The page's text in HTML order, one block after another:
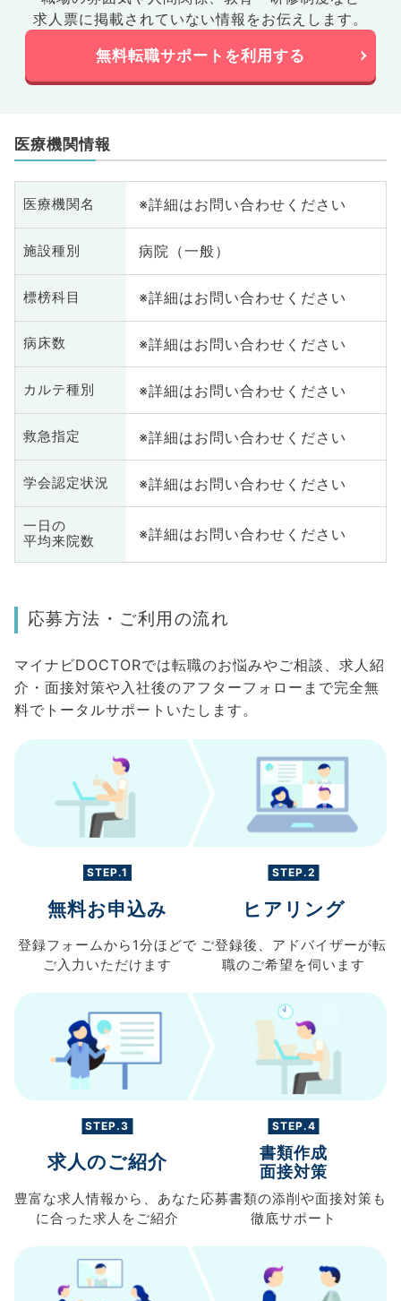
求人票に掲載されていない情報をお伝えします。
無料転職サポートを利用する
医療機関情報
医療機関名 ※詳細はお問い合わせください
施設種別 病院（一般）
標榜科目 ※詳細はお問い合わせください
病床数 ※詳細はお問い合わせください
カルテ種別 ※詳細はお問い合わせください
救急指定 ※詳細はお問い合わせください
学会認定状況 ※詳細はお問い合わせください
一日の
平均来院数
※詳細はお問い合わせください
応募方法・ご利用の流れ
マイナビDOCTORでは転職のお悩みやご相談、求人紹
介・面接対策や入社後のアフターフォローまで完全無
料でトータルサポートいたします。
STEP.1
無料お申込み
登録フォームから 1分ほどで
ご入力 いただけます
STEP.2
ヒアリング
ご登録後、 アドバイザーが転
職のご希望を伺います
STEP.3
求人のご紹介
豊富な求人情報から、 あなた
に合った求人を ご紹介
STEP.4
書類作成
面接対策
応募書類の添削や面接対策も
徹底サポート